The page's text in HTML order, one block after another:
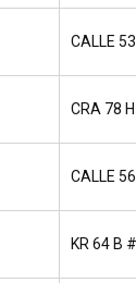
CALLE
CRA 78
CALLE
KR 64 B